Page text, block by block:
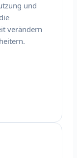
und
verändern